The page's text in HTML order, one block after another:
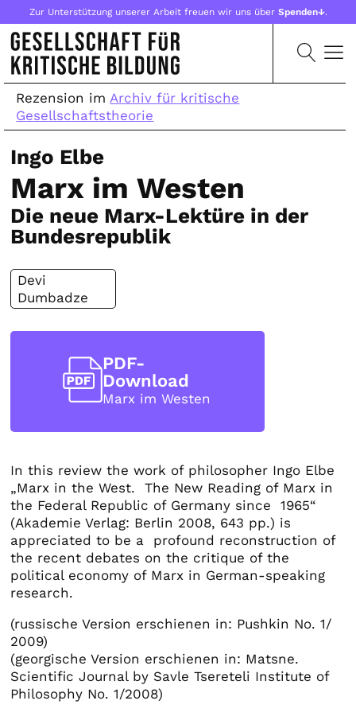
Zur Unterstützung unserer Arbeit freuen wir uns über Spenden↓.
Rezension imArchiv für kritische
Gesellschaftstheorie
Ingo Elbe
Marx im Westen
Die neue Marx-Lektüre in der
Bundesrepublik
Devi
Dumbadze
PDF-
Download
Marx im Westen
In this review the work of philosopher Ingo Elbe
„Marx in the West. The New Reading of Marx in
the Federal Republic of Germany since 1965“
(Akademie Verlag: Berlin 2008, 643 pp.) is
appreciated to be a profound reconstruction of
the recent debates on the critique of the
political economy of Marx in German-speaking
research.
(russische Version erschienen in: Pushkin No. 1/
2009)
(georgische Version erschienen in: Matsne.
Scientific Journal by Savle Tsereteli Institute of
Philosophy No. 1/2008)